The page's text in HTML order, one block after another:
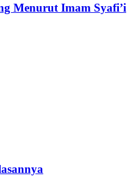
Menurut Imam Syafi’i